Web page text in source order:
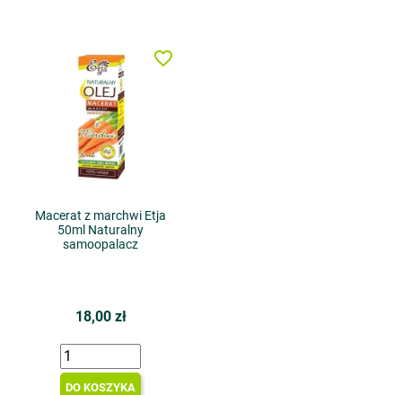
Macerat z marchwi Etja
50ml Naturalny
samoopalacz
18,00 zł
DO KOSZYKA
favorite_border